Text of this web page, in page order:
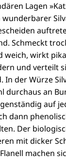
Lagen
wunderbarer
Schmeckt
weich, wirkt
und verteilt
der Würze
durchaus an
auf
dann
Der
mit dicker
machen